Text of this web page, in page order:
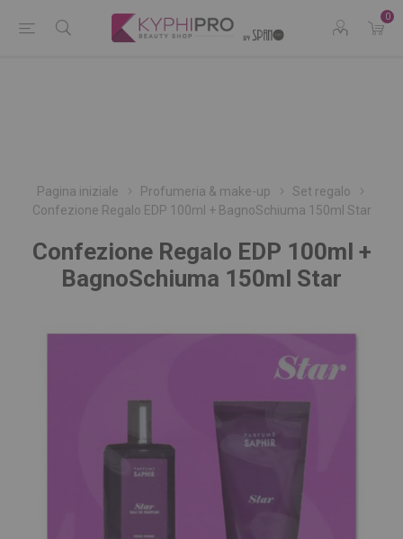
0
Pagina iniziale Profumeria & make-up
Set regalo
Confezione Regalo EDP 100ml + BagnoSchiuma 150ml Star
Confezione Regalo EDP 100ml +
BagnoSchiuma 150ml Star